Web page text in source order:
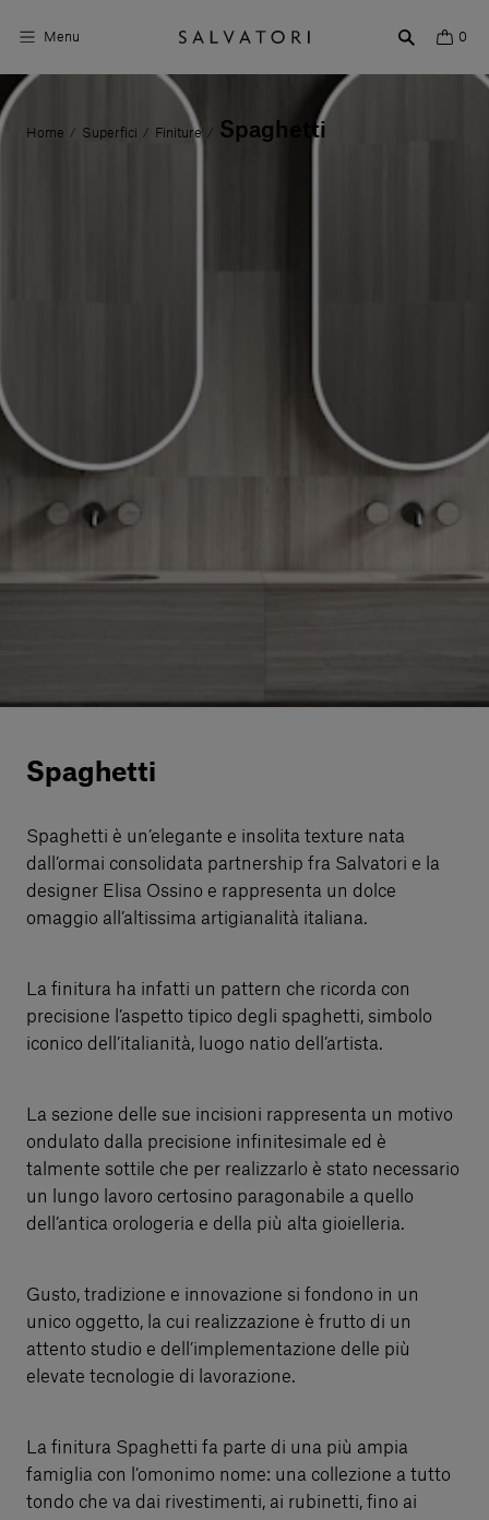
Menu 0
Superfici
Vieni a trovarci
Servizi al cliente
Contattaci
Home / Superfici / Finiture / Spaghetti
Spaghetti
Spaghetti è un’elegante e insolita texture nata
dall’ormai consolidata partnership fra Salvatori e la
designer Elisa Ossino e rappresenta un dolce
omaggio all’altissima artigianalità italiana.
La finitura ha infatti un pattern che ricorda con
precisione l’aspetto tipico degli spaghetti, simbolo
iconico dell’italianità, luogo natio dell’artista.
La sezione delle sue incisioni rappresenta un motivo
ondulato dalla precisione infinitesimale ed è
talmente sottile che per realizzarlo è stato necessario
un lungo lavoro certosino paragonabile a quello
dell’antica orologeria e della più alta gioielleria.
Gusto, tradizione e innovazione si fondono in un
unico oggetto, la cui realizzazione è frutto di un
attento studio e dell’implementazione delle più
elevate tecnologie di lavorazione.
La finitura Spaghetti fa parte di una più ampia
famiglia con l’omonimo nome: una collezione a tutto
tondo che va dai rivestimenti, ai rubinetti, fino ai